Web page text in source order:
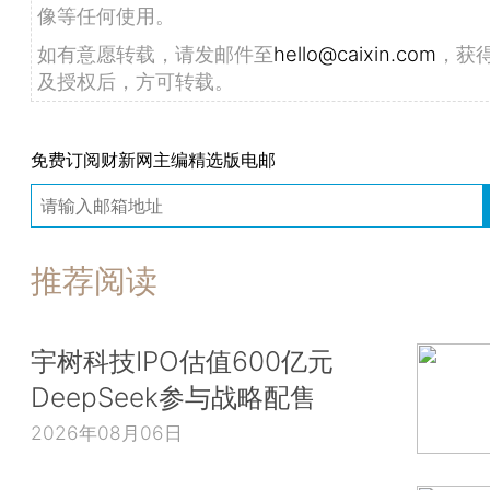
像等任何使用。
如有意愿转载，请发邮件至hello@caixin.com ，获
及授权后，方可转载。
免费订阅财新网主编精选版电邮
推荐阅读
宇树科技IPO估值600亿元
DeepSeek参与战略配售
2026年08月06日